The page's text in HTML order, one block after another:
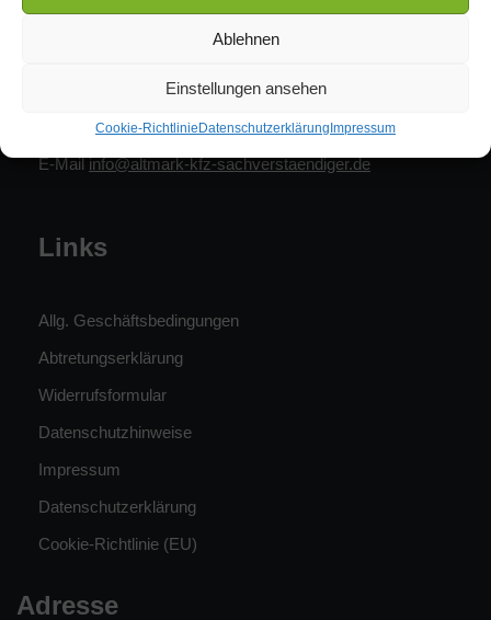
Ablehnen
Einstellungen ansehen
Cookie-Richtlinie Datenschutzerklärung Impressum
Michael Lukassek: 0171 / 7128301
Fax. 039009 / 90041
E-Mailinfo@altmark-kfz-sachverstaendiger.de
Links
Allg. Geschäftsbedingungen
Abtretungserklärung
Widerrufsformular
Datenschutzhinweise
Impressum
Datenschutzerklärung
Cookie-Richtlinie (EU)
Adresse